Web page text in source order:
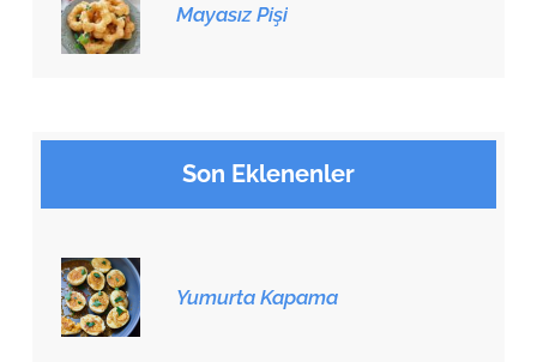
Mayasız Pişi
Son Eklenenler
Yumurta Kapama